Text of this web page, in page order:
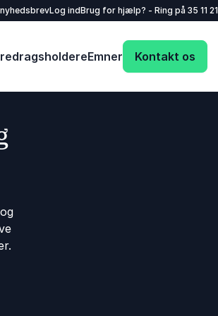
Log indBrug for hjælp? - Ring på 35 11
Emner Kontakt os